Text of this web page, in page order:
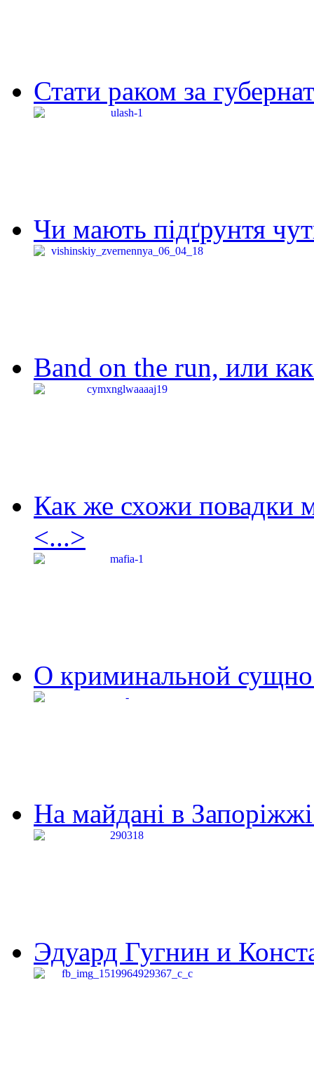
Стати раком за
Чи мають підґрунтя
Band on the run, или
Как же схожи повадки
<...>
О криминальной
На майдані в
Эдуард Гугнин и